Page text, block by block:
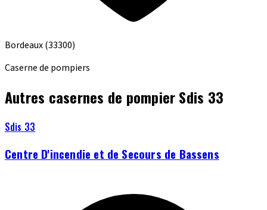
Bordeaux(33300)
Caserne de pompiers
Autres casernes de pompier Sdis 33
Sdis 33
Centre D'incendie et de Secours de Bassens